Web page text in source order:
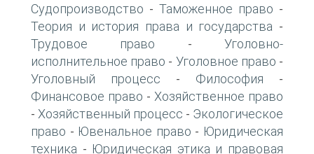
Судопроизводство - Таможенное право -
Теория и история права и государства -
Трудовое право -Уголовно-
исполнительное право - Уголовное право -
Уголовный процесс - Философия -
Финансовое право - Хозяйственное право
- Хозяйственный процесс - Экологическое
право - Ювенальное право - Юридическая
техника - Юридическая этика и правовая